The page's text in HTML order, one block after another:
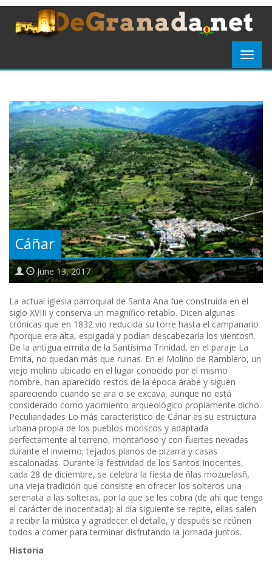
Cáñar
June 13, 2017
La actual iglesia parroquial de Santa Ana fue construida en el
siglo XVIII y conserva un magnífico retablo. Dicen algunas
crónicas que en 1832 vio reducida su torre hasta el campanario
ñporque era alta, espigada y podían descabezarla los vientosñ.
De la antigua ermita de la Santísima Trinidad, en el paraje La
Ernita, no quedan más que ruinas. En el Molino de Ramblero, un
viejo molino ubicado en el lugar conocido por el mismo
nombre, han aparecido restos de la época árabe y siguen
apareciendo cuando se ara o se excava, aunque no está
considerado como yacimiento arqueológico propiamente dicho.
Peculiaridades Lo más característico de Cáñar es su estructura
urbana propia de los pueblos moriscos y adaptada
perfectamente al terreno, montañoso y con fuertes nevadas
durante el invierno; tejados planos de pizarra y casas
escalonadas. Durante la festividad de los Santos Inocentes,
cada 28 de diciembre, se celebra la fiesta de ñlas mozuelasñ,
una vieja tradición que consiste en ofrecer los solteros una
serenata a las solteras, por la que se les cobra (de ahí que tenga
el carácter de inocentada); al día siguiente se repite, ellas salen
a recibir la música y agradecer el detalle, y después se reúnen
todos a comer para terminar disfrutando la jornada juntos.
Historia